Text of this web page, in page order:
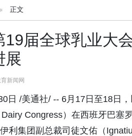
正文
19届全球乳业大
展
新闻网
日 /美通社/ -- 6月17日至18日
Congress）在西班牙巴塞
利集团副总裁司徒文佑（